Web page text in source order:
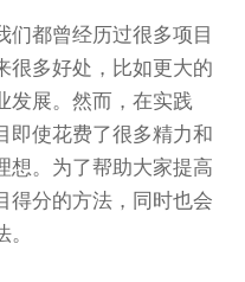
们都曾经历过很多项目
很多好处，比如更大的
发展。然而，在实践
即使花费了很多精力和
想。为了帮助大家提高
得分的方法，同时也会